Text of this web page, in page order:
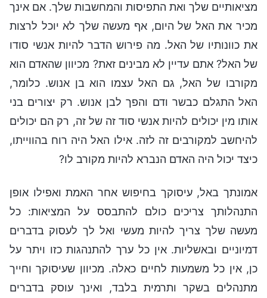
מציאותיים שלך ואת התפיסות והמחשבות שלך. אם אינך
מכיר את האל של היום, אף מעשה שלך לא יוכל לרצות
את כוונותיו של האל. מה פירוש הדבר להיות אנשי סודו
של האל? אתם עדיין לא מבינים זאת? מכיוון שהאדם הוא
מקורבו של האל, גם האל עצמו הוא בן אנוש. כלומר,
האל התגלם כבשר ודם והפך לבן אנוש. רק יצורים בני
אותו מין יכולים להיות אנשי סוד זה של זה, רק הם יכולים
להיחשב למקורבים זה לזה. אילו האל היה רוח בהווייתו,
כיצד יכול היה האדם הנברא להיות מקורב לו?
אמונתך באל, עיסוקך בחיפוש אחר האמת ואפילו אופן
התנהלותך צריכים כולם להתבסס על המציאות: כל
מעשה שלך צריך להיות מעשי ואל לך לעסוק בדברים
דמיוניים ובאשליות. אין כל ערך להתנהגות כזו ויתר על
כן, אין כל משמעות לחיים כאלה. מכיוון שעיסוקך וחייך
מתנהלים בשקר ותרמית בלבד, ואינך עוסק בדברים